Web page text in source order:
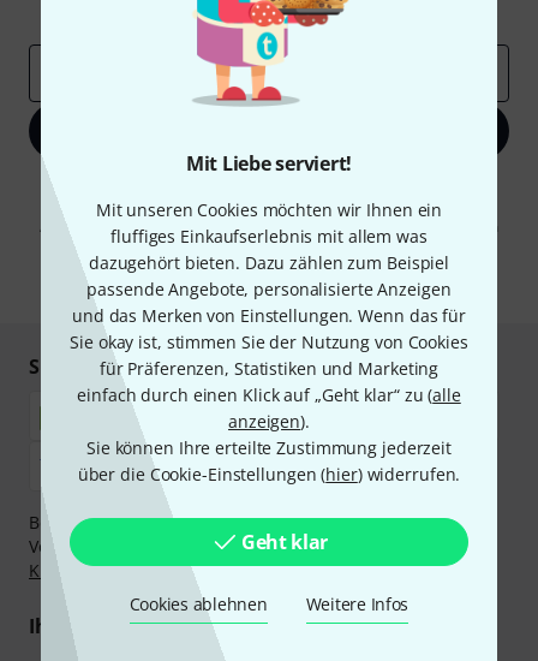
Mit Liebe serviert!
Mit unseren Cookies möchten wir Ihnen ein
fluffiges Einkaufserlebnis mit allem was
dazugehört bieten. Dazu zählen zum Beispiel
passende Angebote, personalisierte Anzeigen
und das Merken von Einstellungen. Wenn das für
Sie okay ist, stimmen Sie der Nutzung von Cookies
für Präferenzen, Statistiken und Marketing
einfach durch einen Klick auf „Geht klar“ zu (alle
anzeigen).
Sie können Ihre erteilte Zustimmung jederzeit
über die Cookie-Einstellungen (hier) widerrufen.
Geht klar
Cookies ablehnen Weitere Infos
Inspirierende Beiträge
Deals
Mit Klick auf „Jetzt anmelden“ stimmen Sie dem Erhalt von E-Mail-
Werbung und einer Messung des E-Mail-Nutzungsverhaltens zu. Die
Abmeldung ist jederzeit möglich. Weitere Informationen finden Sie in
unserenDatenschutzhinweisen.
* Pflichtfeld
Sicher einkaufen & bezahlen
Bezahlen Sie vertraulich und sicher per Nachnahme,
Vorkasse, PayPal, Amazon Pay,Klarna Sofort bezahlen
,
Klarna Ratenzahlungoder Kreditkarte.
Ihre Vorteile